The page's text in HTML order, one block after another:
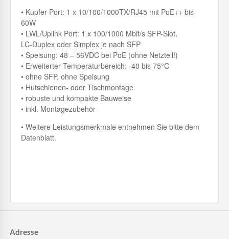
• Kupfer Port: 1 x 10/100/1000TX/RJ45 mit PoE++ bis
60W
• LWL/Uplink Port: 1 x 100/1000 Mbit/s SFP-Slot,
LC-Duplex oder Simplex je nach SFP
• Speisung: 48 – 56VDC bei PoE (ohne Netzteil!)
• Erweiterter Temperaturbereich: -40 bis 75°C
• ohne SFP, ohne Speisung
• Hutschienen- oder Tischmontage
• robuste und kompakte Bauweise
• inkl. Montagezubehör
• Weitere Leistungsmerkmale entnehmen Sie bitte dem
Datenblatt.
Adresse